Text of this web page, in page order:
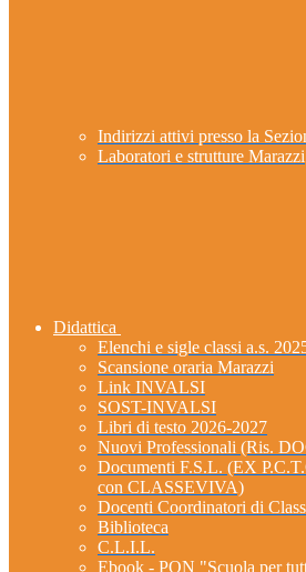
Indirizzi attivi presso la
Laboratori e strutture Marazzi
Didattica
Elenchi e sigle classi a.s.
Scansione oraria Marazzi
Link INVALSI
SOST-INVALSI
Libri di testo 2026-2027
Nuovi Professionali (Ris.
Documenti F.S.L. (EX
con CLASSEVIVA)
Docenti Coordinatori di
Biblioteca
C.L.I.L.
Ebook - PON "Scuola per